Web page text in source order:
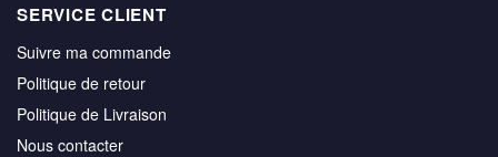
SERVICE CLIENT
Suivre ma commande
Politique de retour
Politique de Livraison
Nous contacter